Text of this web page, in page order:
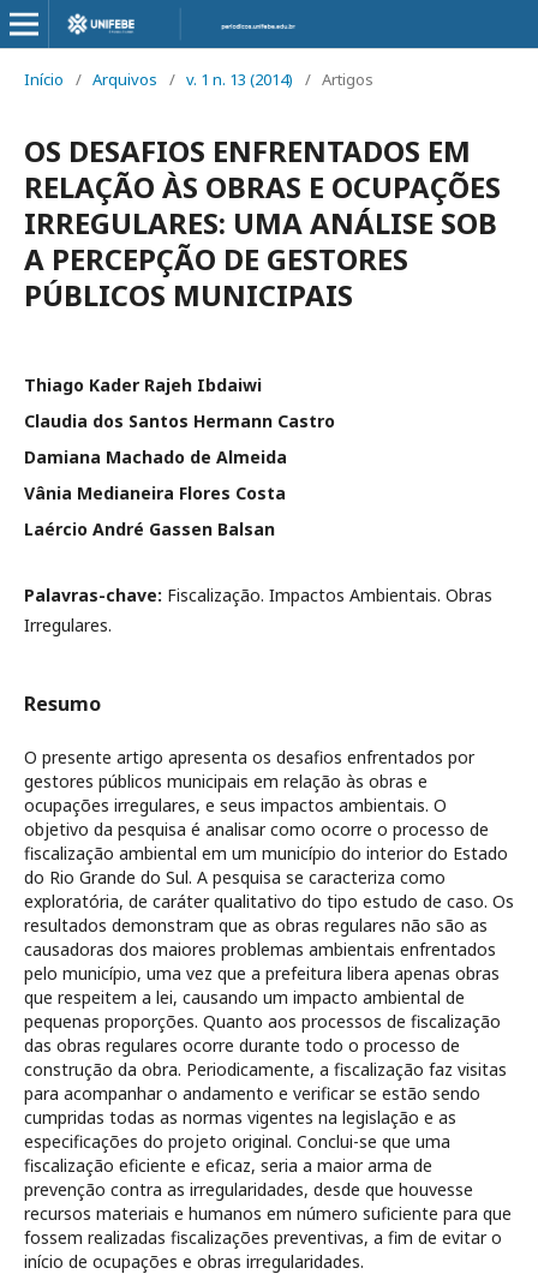
Início / Arquivos / v. 1 n. 13 (2014) / Artigos
OS DESAFIOS ENFRENTADOS EM
RELAÇÃO ÀS OBRAS E OCUPAÇÕES
IRREGULARES: UMA ANÁLISE SOB
A PERCEPÇÃO DE GESTORES
PÚBLICOS MUNICIPAIS
Thiago Kader Rajeh Ibdaiwi
Claudia dos Santos Hermann Castro
Damiana Machado de Almeida
Vânia Medianeira Flores Costa
Laércio André Gassen Balsan
Palavras-chave: Fiscalização. Impactos Ambientais. Obras
Irregulares.
Resumo
O presente artigo apresenta os desafios enfrentados por
gestores públicos municipais em relação às obras e
ocupações irregulares, e seus impactos ambientais. O
objetivo da pesquisa é analisar como ocorre o processo de
fiscalização ambiental em um município do interior do Estado
do Rio Grande do Sul. A pesquisa se caracteriza como
exploratória, de caráter qualitativo do tipo estudo de caso. Os
resultados demonstram que as obras regulares não são as
causadoras dos maiores problemas ambientais enfrentados
pelo município, uma vez que a prefeitura libera apenas obras
que respeitem a lei, causando um impacto ambiental de
pequenas proporções. Quanto aos processos de fiscalização
das obras regulares ocorre durante todo o processo de
construção da obra. Periodicamente, a fiscalização faz visitas
para acompanhar o andamento e verificar se estão sendo
cumpridas todas as normas vigentes na legislação e as
especificações do projeto original. Conclui-se que uma
fiscalização eficiente e eficaz, seria a maior arma de
prevenção contra as irregularidades, desde que houvesse
recursos materiais e humanos em número suficiente para que
fossem realizadas fiscalizações preventivas, a fim de evitar o
início de ocupações e obras irregularidades.